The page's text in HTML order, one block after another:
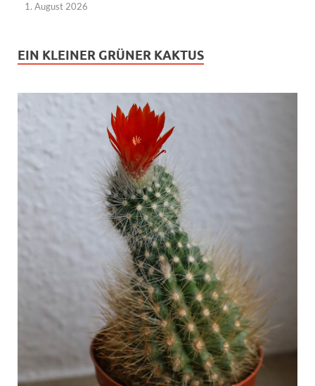
1. August 2026
EIN KLEINER GRÜNER KAKTUS